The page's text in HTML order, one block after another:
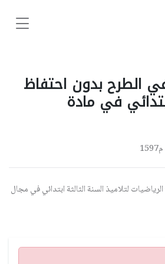
الطرح بدون احتفاظ
في مادة
م1597
لتلاميذ السنة الثالثة ابتدائي في مجال